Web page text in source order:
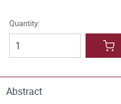
Quantity:
Abstract